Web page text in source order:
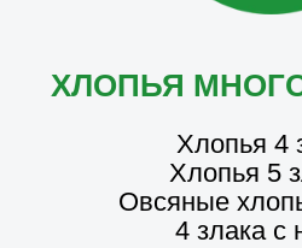
ХЛОПЬЯ
Хлопья 4
Хлопья 5
Овсяные
4 злака с